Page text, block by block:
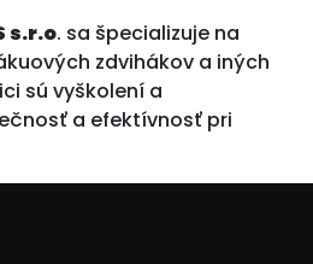
s.r.o. sa špecializuje na
zdvihákov a iných
sú vyškolení a
a efektívnosť pri